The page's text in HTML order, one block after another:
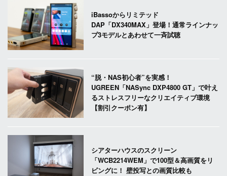
iBassoからリミテッド
DAP「DX340MAX」登場！通常ラインナッ
プ3モデルとあわせて一斉試聴
“脱・NAS初心者”を実感！
UGREEN「NASync DXP4800 GT」で叶え
るストレスフリーなクリエイティブ環境
【割引クーポン有】
シアターハウスのスクリーン
「WCB2214WEM」で100型＆高画質をリ
ビングに！ 壁投写との画質比較も